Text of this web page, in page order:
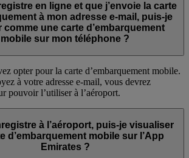
en ligne et que j’envoie la carte
à mon adresse e-mail, puis-je
comme une carte d’embarquement
mobile sur mon téléphone ?
opter pour la carte d’embarquement mobile.
à votre adresse e-mail, vous devrez
pouvoir l’utiliser à l’aéroport.
à l’aéroport, puis-je visualiser
d’embarquement mobile sur l’App
Emirates ?